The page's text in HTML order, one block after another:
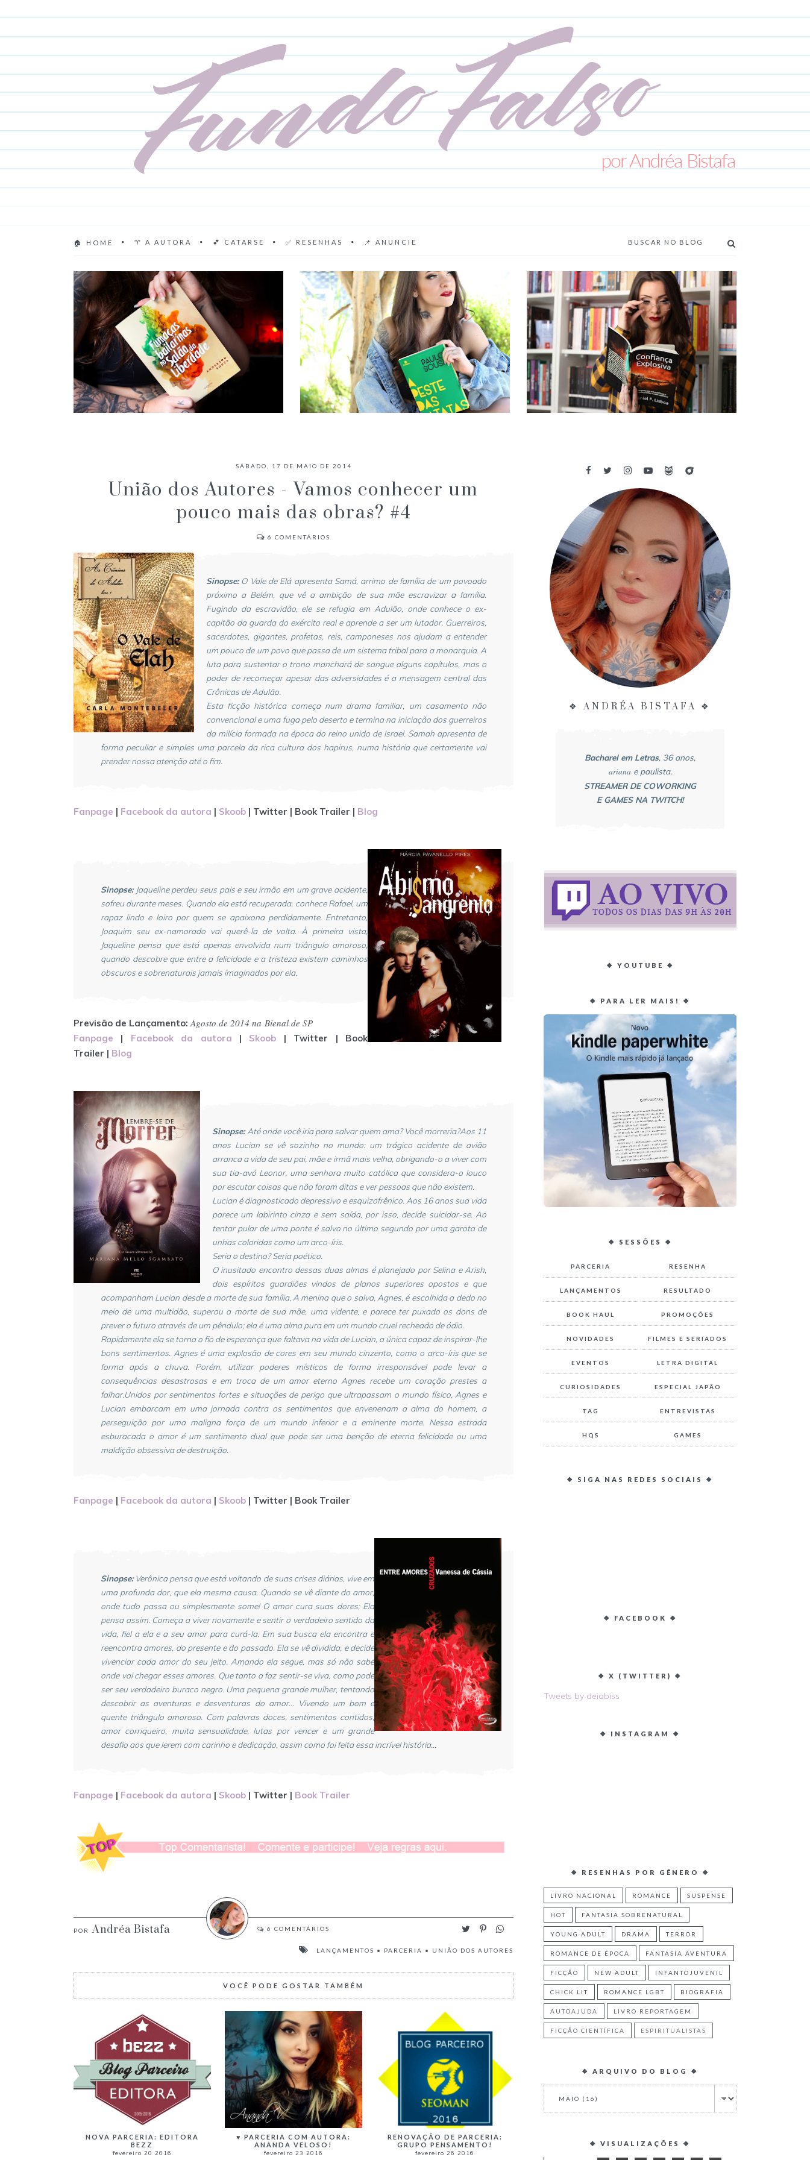
🏠 HOME ♈ A AUTORA 💕 CATARSE ✅ RESENHAS 📌 ANUNCIE
NO SALÃO DA LIBERDADE -
- DANIEL F. LISBOA
SÁBADO, 17 DE MAIO DE 2014
União dos Autores - Vamos conhecer um
pouco mais das obras? #4
6 COMENTÁRIOS
Sinopse:O Vale de Elá apresenta Samá, arrimo de família de um povoado
próximo a Belém, que vê a ambição de sua mãe escravizar a família.
Fugindo da escravidão, ele se refugia em Adulão, onde conhece o ex-
capitão da guarda do exército real e aprende a ser um lutador. Guerreiros,
sacerdotes, gigantes, profetas, reis, camponeses nos ajudam a entender
um pouco de um povo que passa de um sistema tribal para a monarquia. A
luta para sustentar o trono manchará de sangue alguns capítulos, mas o
poder de recomeçar apesar das adversidades é a mensagem central das
Crônicas de Adulão.
Esta ficção histórica começa num drama familiar, um casamento não
convencional e uma fuga pelo deserto e termina na iniciação dos guerreiros
da milícia formada na época do reino unido de Israel. Samah apresenta de
forma peculiar e simples uma parcela da rica cultura dos hapirus, numa história que certamente vai
prender nossa atenção até o fim.
Fanpage | Facebook da autora | Skoob | Twitter | Book Trailer | Blog
Sinopse:Jaqueline perdeu seus pais e seu irmão em um grave acidente,
sofreu durante meses. Quando ela está recuperada, conhece Rafael, um
rapaz lindo e loiro por quem se apaixona perdidamente. Entretanto,
Joaquim seu ex-namorado vai querê-la de volta. À primeira vista,
Jaqueline pensa que está apenas envolvida num triângulo amoroso,
quando descobre que entre a felicidade e a tristeza existem caminhos
obscuros e sobrenaturais jamais imaginados por ela.
Previsão de Lançamento: Agosto de 2014 na Bienal de SP
Fanpage | Facebook da autora | Skoob | Twitter | Book
Trailer | Blog
Sinopse:Até onde você iria para salvar quem ama? Você morreria?Aos 11
anos Lucian se vê sozinho no mundo: um trágico acidente de avião
arranca a vida de seu pai, mãe e irmã mais velha, obrigando-o a viver com
sua tia-avó Leonor, uma senhora muito católica que considera-o louco
por escutar coisas que não foram ditas e ver pessoas que não existem.
Lucian é diagnosticado depressivo e esquizofrênico. Aos 16 anos sua vida
parece um labirinto cinza e sem saída, por isso, decide suicidar-se. Ao
tentar pular de uma ponte é salvo no último segundo por uma garota de
unhas coloridas como um arco-íris.
Seria o destino? Seria poético.
O inusitado encontro dessas duas almas é planejado por Selina e Arish,
dois espíritos guardiões vindos de planos superiores opostos e que
acompanham Lucian desde a morte de sua família. A menina que o salva, Agnes, é escolhida a dedo no
meio de uma multidão, superou a morte de sua mãe, uma vidente, e parece ter puxado os dons de
prever o futuro através de um pêndulo; ela é uma alma pura em um mundo cruel recheado de ódio.
Rapidamente ela se torna o fio de esperança que faltava na vida de Lucian, a única capaz de inspirar-lhe
bons sentimentos. Agnes é uma explosão de cores em seu mundo cinzento, como o arco-íris que se
forma após a chuva. Porém, utilizar poderes místicos de forma irresponsável pode levar a
consequências desastrosas e em troca de um amor eterno Agnes recebe um coração prestes a
falhar.Unidos por sentimentos fortes e situações de perigo que ultrapassam o mundo físico, Agnes e
Lucian embarcam em uma jornada contra os sentimentos que envenenam a alma do homem, a
perseguição por uma maligna força de um mundo inferior e a eminente morte. Nessa estrada
esburacada o amor é um sentimento dual que pode ser uma benção de eterna felicidade ou uma
maldição obsessiva de destruição.
Fanpage | Facebook da autora | Skoob | Twitter | Book Trailer
Sinopse:Verônica pensa que está voltando de suas crises diárias, vive em
uma profunda dor, que ela mesma causa. Quando se vê diante do amor,
onde tudo passa ou simplesmente some! O amor cura suas dores; Ela
pensa assim. Começa a viver novamente e sentir o verdadeiro sentido da
vida, fiel a ela e a seu amor para curá-la. Em sua busca ela encontra e
reencontra amores, do presente e do passado. Ela se vê dividida, e decide
vivenciar cada amor do seu jeito. Amando ela segue, mas só não sabe
onde vai chegar esses amores. Que tanto a faz sentir-se viva, como pode
ser seu verdadeiro buraco negro. Uma pequena grande mulher, tentando
descobrir as aventuras e desventuras do amor... Vivendo um bom e
quente triângulo amoroso. Com palavras doces, sentimentos contidos,
amor corriqueiro, muita sensualidade, lutas por vencer e um grande
desafio aos que lerem com carinho e dedicação, assim como foi feita essa incrível história...
Fanpage | Facebook da autora | Skoob | Twitter | Book Trailer
Andréa Bistafa 6 COMENTÁRIOS
LANÇAMENTOS • PARCERIA • UNIÃO DOS AUTORES
VOCÊ PODE GOSTAR TAMBÉM
NOVA PARCERIA: EDITORA
BEZZ
fevereiro 20 2016
♥ PARCERIA COM AUTORA:
ANANDA VELOSO!
fevereiro 23 2016
RENOVAÇÃO DE PARCERIA:
GRUPO PENSAMENTO!
fevereiro 26 2016
❖ ANDRÉA BISTAFA ❖
Bacharel em Letras, 36 anos,
arianae paulista.
STREAMER DE COWORKING
E GAMES NA TWITCH!
❖ YOUTUBE ❖
❖ PARA LER MAIS! ❖
❖ SESSÕES ❖
PARCERIA RESENHA
LANÇAMENTOS RESULTADO
BOOK HAUL PROMOÇÕES
NOVIDADES FILMES E SERIADOS
EVENTOS LETRA DIGITAL
CURIOSIDADES ESPECIAL JAPÃO
TAG ENTREVISTAS
HQS GAMES
❖ SIGA NAS REDES SOCIAIS ❖
❖ FACEBOOK ❖
❖ X (TWITTER) ❖
Tweets by deiabiss
❖ INSTAGRAM ❖
❖ RESENHAS POR GÊNERO ❖
LIVRO NACIONAL ROMANCE SUSPENSE
HOT FANTASIA SOBRENATURAL
YOUNG ADULT DRAMA TERROR
ROMANCE DE ÉPOCA FANTASIA AVENTURA
FICÇÃO NEW ADULT INFANTOJUVENIL
CHICK LIT ROMANCE LGBT BIOGRAFIA
AUTOAJUDA LIVRO REPORTAGEM
FICÇÃO CIENTÍFICA ESPIRITUALISTAS
❖ ARQUIVO DO BLOG ❖
❖ VISUALIZAÇÕES ❖